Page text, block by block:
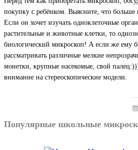
покупку с ребёнком. Выясните, что больше
Если он хочет изучать одноклеточные
растительные и животные клетки, то
биологический микроскоп! А если же ему
рассматривать различные мелкие
монетки, крупные насекомые, свой
внимание на стереоскопические модели.
Популярные школьные